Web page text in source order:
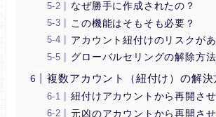
なぜ勝手に作成されたの？
この機能はそもそも必要？
アカウント紐付けのリスクが
グローバルセリングの解除方法
複数アカウント（紐付け）の解決
紐付けアカウントから再開さ
元凶のアカウントから再開さ